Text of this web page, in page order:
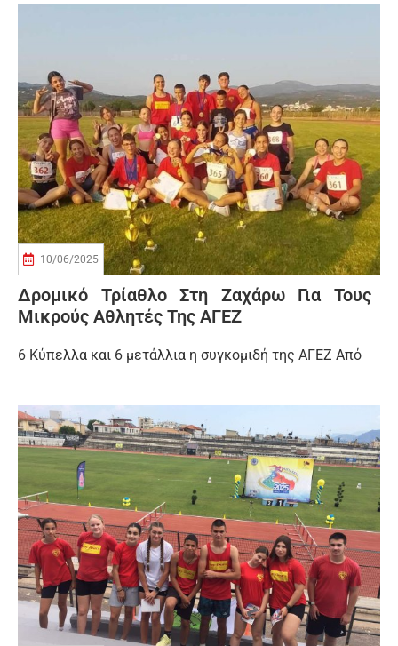
10/06/2025
Δρομικό Τρίαθλο Στη Ζαχάρω Για Τους
Μικρούς Αθλητές Της ΑΓΕΖ
6 Κύπελλα και 6 μετάλλια η συγκομιδή της ΑΓΕΖ Από